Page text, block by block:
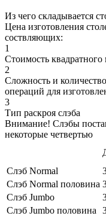
Из чего складывается
Цена изготовления
соствляющих:
1
Стоимость квадратного
2
Сложность и
операций для
3
Тип раскроя слэба
Внимание! Слэбы
некоторые четвертью
Слэб Normal
Слэб Normal половина
Слэб Jumbo
Слэб Jumbo половина